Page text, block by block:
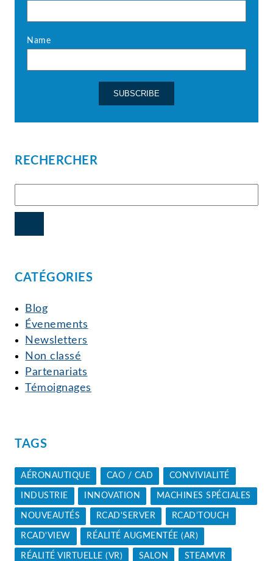
Name
RECHERCHER
CATÉGORIES
Blog
Évenements
Newsletters
Non classé
Partenariats
Témoignages
TAGS
AÉRONAUTIQUE CAO / CAD CONVIVIALITÉ
INDUSTRIE INNOVATION MACHINES SPÉCIALES
NOUVEAUTÉS RCAD'SERVER RCAD'TOUCH
RCAD'VIEW RÉALITÉ AUGMENTÉE (AR)
RÉALITÉ VIRTUELLE (VR) SALON STEAMVR